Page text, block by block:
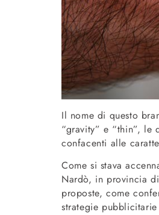
Il nome di questo
“gravity” e “thin”, le
confacenti alle
Come si stava
Nardò, in provincia
proposte, come
strategie